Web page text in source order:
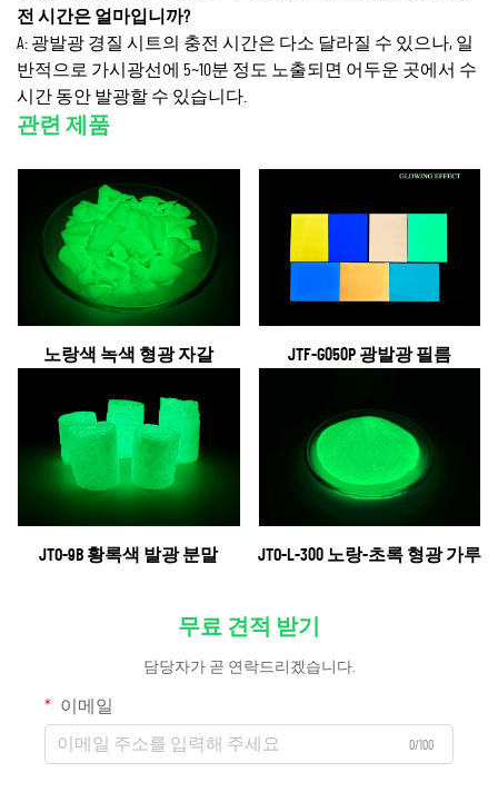
전 시간은 얼마입니까?
A: 광발광 경질 시트의 충전 시간은 다소 달라질 수 있으나, 일
반적으로 가시광선에 5~10분 정도 노출되면 어두운 곳에서 수
시간 동안 발광할 수 있습니다.
관련 제품
노랑색 녹색 형광 자갈 JTF-G050P 광발광 필름
JTO-9B 황록색 발광 분말 JTO-L-300 노랑-초록 형광 가루
무료 견적 받기
담당자가 곧 연락드리겠습니다.
이메일
0/100